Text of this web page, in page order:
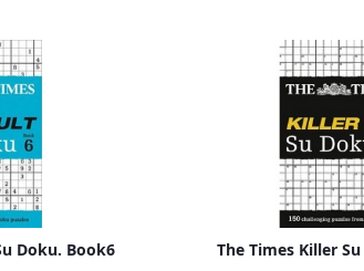
Doku. Book6 The Times Killer